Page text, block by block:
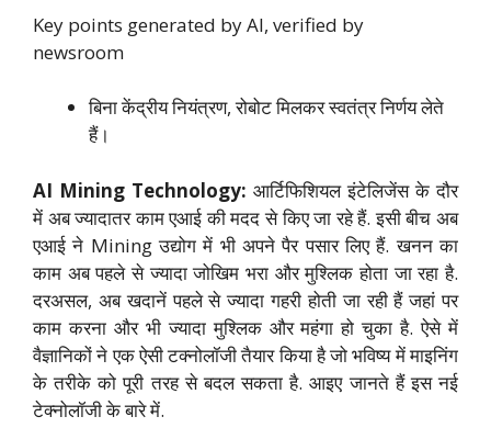
Key points generated by AI, verified by
newsroom
बिना केंद्रीय नियंत्रण, रोबोट मिलकर स्वतंत्र निर्णय लेते
हैं।
AI Mining Technology: आर्टिफिशियल इंटेलिजेंस के दौर
में अब ज्यादातर काम एआई की मदद से किए जा रहे हैं. इसी बीच अब
एआई ने Mining उद्योग में भी अपने पैर पसार लिए हैं. खनन का
काम अब पहले से ज्यादा जोखिम भरा और मुश्लिक होता जा रहा है.
दरअसल, अब खदानें पहले से ज्यादा गहरी होती जा रही हैं जहां पर
काम करना और भी ज्यादा मुश्लिक और महंगा हो चुका है. ऐसे में
वैज्ञानिकों ने एक ऐसी टक्नोलॉजी तैयार किया है जो भविष्य में माइनिंग
के तरीके को पूरी तरह से बदल सकता है. आइए जानते हैं इस नई
टेक्नोलॉजी के बारे में.